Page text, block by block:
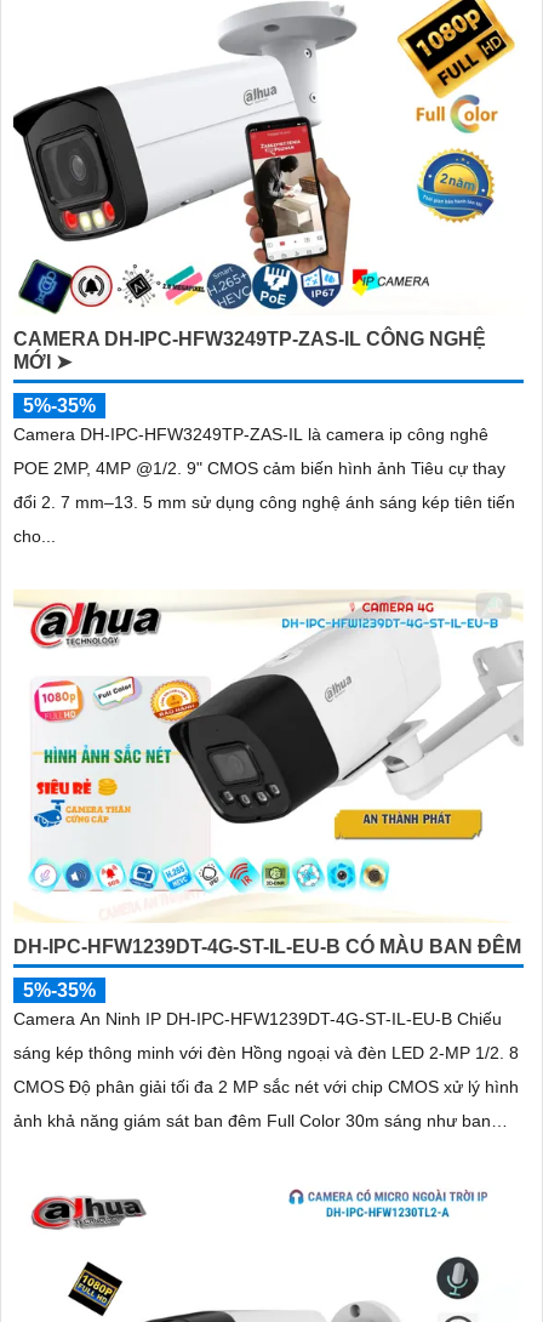
CAMERA DH-IPC-HFW3249TP-ZAS-IL CÔNG NGHỆ
MỚI ➤
5%-35%
Camera DH-IPC-HFW3249TP-ZAS-IL là camera ip công nghê
POE 2MP, 4MP @1/2. 9" CMOS cảm biến hình ảnh Tiêu cự thay
đổi 2. 7 mm–13. 5 mm sử dụng công nghệ ánh sáng kép tiên tiến
cho...
DH-IPC-HFW1239DT-4G-ST-IL-EU-B CÓ MÀU BAN ĐÊM
5%-35%
Camera An Ninh IP DH-IPC-HFW1239DT-4G-ST-IL-EU-B Chiếu
sáng kép thông minh với đèn Hồng ngoại và đèn LED 2-MP 1/2. 8
CMOS Độ phân giải tối đa 2 MP sắc nét với chip CMOS xử lý hình
ảnh khả năng giám sát ban đêm Full Color 30m sáng như ban